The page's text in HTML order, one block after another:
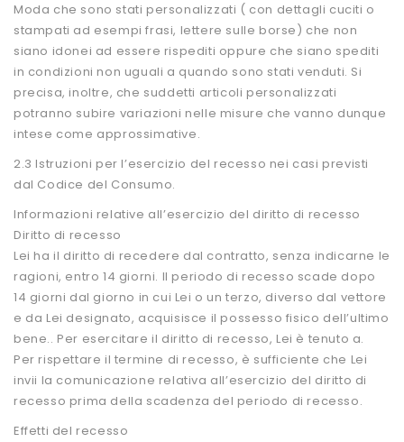
Moda che sono stati personalizzati ( con dettagli cuciti o
stampati ad esempi frasi, lettere sulle borse) che non
siano idonei ad essere rispediti oppure che siano spediti
in condizioni non uguali a quando sono stati venduti. Si
precisa, inoltre, che suddetti articoli personalizzati
potranno subire variazioni nelle misure che vanno dunque
intese come approssimative.
2.3 Istruzioni per l’esercizio del recesso nei casi previsti
dal Codice del Consumo.
Informazioni relative all’esercizio del diritto di recesso
Diritto di recesso
Lei ha il diritto di recedere dal contratto, senza indicarne le
ragioni, entro 14 giorni. Il periodo di recesso scade dopo
14 giorni dal giorno in cui Lei o un terzo, diverso dal vettore
e da Lei designato, acquisisce il possesso fisico dell’ultimo
bene.. Per esercitare il diritto di recesso, Lei è tenuto a.
Per rispettare il termine di recesso, è sufficiente che Lei
invii la comunicazione relativa all’esercizio del diritto di
recesso prima della scadenza del periodo di recesso.
Effetti del recesso